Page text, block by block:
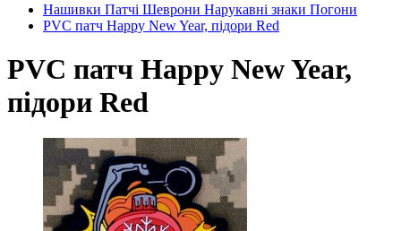
Нашивки Патчі Шеврони Нарукавні знаки Погони
PVC патч Happy New Year, підори Red
PVC патч Happy New Year,
підори Red